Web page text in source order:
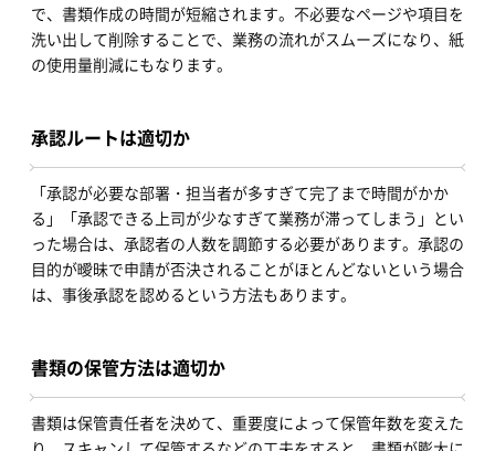
で、書類作成の時間が短縮されます。不必要なページや項目を
洗い出して削除することで、業務の流れがスムーズになり、紙
の使用量削減にもなります。
承認ルートは適切か
「承認が必要な部署・担当者が多すぎて完了まで時間がかか
る」「承認できる上司が少なすぎて業務が滞ってしまう」とい
った場合は、承認者の人数を調節する必要があります。承認の
目的が曖昧で申請が否決されることがほとんどないという場合
は、事後承認を認めるという方法もあります。
書類の保管方法は適切か
書類は保管責任者を決めて、重要度によって保管年数を変えた